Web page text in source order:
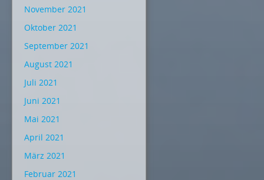
November 2021
Oktober 2021
September 2021
August 2021
Juli 2021
Juni 2021
Mai 2021
April 2021
März 2021
Februar 2021